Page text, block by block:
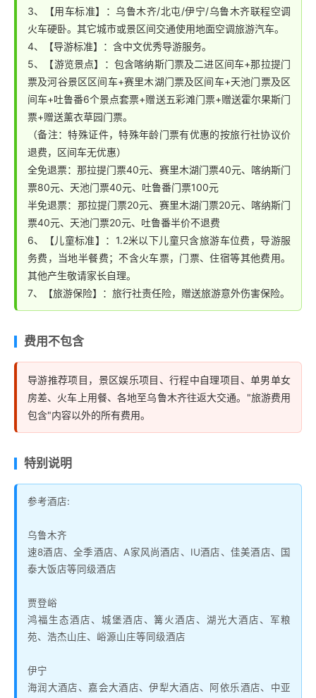
民风民情。然后指定时间安排送火车站，乘列车返乌鲁木
齐。
3、【用车标准】：乌鲁木齐/北屯/伊宁/乌鲁木齐联程空调
火车硬卧。其它城市或景区间交通使用地面空调旅游汽车。
4、【导游标准】：含中文优秀导游服务。
5、【游览景点】：包含喀纳斯门票及二进区间车+那拉提门
票及河谷景区区间车+赛里木湖门票及区间车+天池门票及区
间车+吐鲁番6个景点套票+赠送五彩滩门票+赠送霍尔果斯门
票+赠送薰衣草园门票。
（备注：特殊证件，特殊年龄门票有优惠的按旅行社协议价
退费，区间车无优惠）
全免退票：那拉提门票40元、赛里木湖门票40元、喀纳斯门
票80元、天池门票40元、吐鲁番门票100元
半免退票：那拉提门票20元、赛里木湖门票20元、喀纳斯门
票40元、天池门票20元、吐鲁番半价不退费
6、【儿童标准】：1.2米以下儿童只含旅游车位费，导游服
务费，当地半餐费；不含火车票，门票、住宿等其他费用。
其他产生敬请家长自理。
7、【旅游保险】：旅行社责任险，赠送旅游意外伤害保险。
费用不包含
导游推荐项目，景区娱乐项目、行程中自理项目、单男单女
房差、火车上用餐、各地至乌鲁木齐往返大交通。"旅游费用
包含"内容以外的所有费用。
特别说明
参考酒店:
乌鲁木齐
速8酒店、全季酒店、A家风尚酒店、IU酒店、佳美酒店、国
泰大饭店等同级酒店
贾登峪
鸿福生态酒店、城堡酒店、篝火酒店、湖光大酒店、军粮
苑、浩杰山庄、峪源山庄等同级酒店
伊宁
海润大酒店、嘉会大酒店、伊犁大酒店、阿依乐酒店、中亚